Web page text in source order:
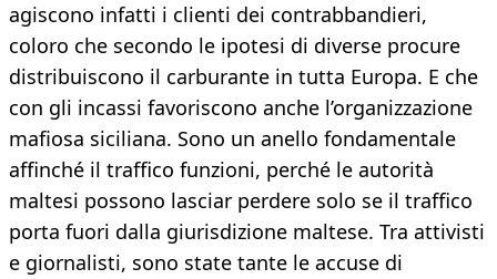
agiscono infatti i clienti dei contrabbandieri,
coloro che secondo le ipotesi di diverse procure
distribuiscono il carburante in tutta Europa. E che
con gli incassi favoriscono anche l’organizzazione
mafiosa siciliana. Sono un anello fondamentale
affinché il traffico funzioni, perché le autorità
maltesi possono lasciar perdere solo se il traffico
porta fuori dalla giurisdizione maltese. Tra attivisti
e giornalisti, sono state tante le accuse di